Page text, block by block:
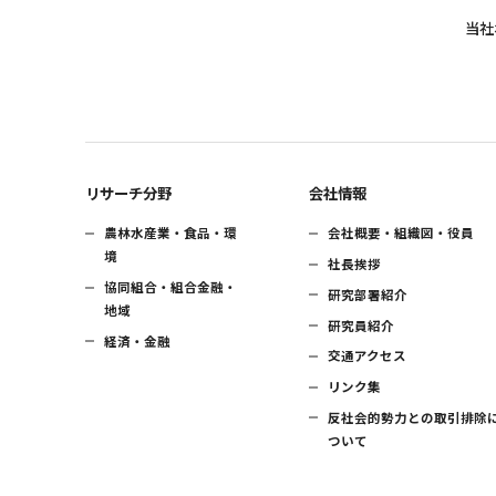
当
リサーチ分野
農林水産業・食品・環
境
協同組合・組合金融・
地域
経済・金融
会社情報
会社概要・組織図・役員
社長挨拶
研究部署紹介
研究員紹介
交通アクセス
リンク集
反社会的勢力との取引排除
ついて